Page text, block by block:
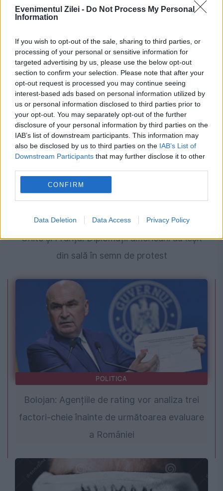
Evenimentul Zilei - Do Not Process My Personal
Information
If you wish to opt-out of the sale, sharing to third parties, or
processing of your personal or sensitive information for
targeted advertising by us, please use the below opt-out
section to confirm your selection. Please note that after your
opt-out request is processed you may continue seeing
interest-based ads based on personal information utilized by
us or personal information disclosed to third parties prior to
your opt-out. You may separately opt-out of the further
disclosure of your personal information by third parties on the
IAB’s list of downstream participants. This information may
also be disclosed by us to third parties on the IAB’s List of
Downstream Participants that may further disclose it to other
CONFIRM
Data Deletion Data Access Privacy Policy
Aplicația YVORA este o soluție rapidă pentru
raportările companiilor care introduc produse
ambalate pe piața Uniunii Europene
INTERNATIONAL
Moment fără precedent la ONU între Statele
Unite și Franța. Diplomații americani au ieșit
din sală în semn de protest
POLITICA
Bolojan: Agențiile de rating vor analiza trei
factori-cheie înainte de următoarea evaluare
a României